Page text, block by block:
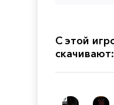
С этой
скачивают: